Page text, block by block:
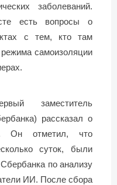
заболеваний.
есть вопросы о
с тем, кто там
самоизоляции
заместитель
рассказал о
Он отметил, что
суток, были
по анализу
ИИ. После сбора